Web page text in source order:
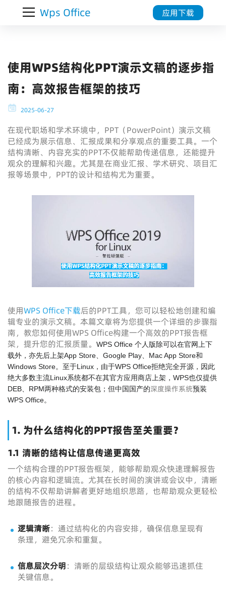
Wps Office 应用下载
使用WPS结构化PPT演示文稿的逐步指
南：高效报告框架的技巧
2025-06-27
在现代职场和学术环境中，PPT（PowerPoint）演示文稿
已经成为展示信息、汇报成果和分享观点的重要工具。一个
结构清晰、内容充实的PPT不仅能帮助传递信息，还能提升
观众的理解和兴趣。尤其是在商业汇报、学术研究、项目汇
报等场景中，PPT的设计和结构尤为重要。
使用WPS Office下载后的PPT工具，您可以轻松地创建和编
辑专业的演示文稿。本篇文章将为您提供一个详细的步骤指
南，教您如何使用WPS Office构建一个高效的PPT报告框
架，提升您的汇报质量。
WPS Office 个人版除可以在官网上下
载外，亦先后上架App Store、Google Play、Mac App Store和
Windows Store。至于Linux，由于WPS Office拒绝完全开源，因此
绝大多数主流Linux系统都不在其官方应用商店上架，WPS也仅提供
DEB、RPM两种格式的安装包；但中国国产的深度操作系统预装
WPS Office。
1. 为什么结构化的PPT报告至关重要？
1.1 清晰的结构让信息传递更高效
一个结构合理的PPT报告框架，能够帮助观众快速理解报告
的核心内容和逻辑流。尤其在长时间的演讲或会议中，清晰
的结构不仅帮助讲解者更好地组织思路，也帮助观众更轻松
地跟随报告的进程。
逻辑清晰：通过结构化的内容安排，确保信息呈现有
条理，避免冗余和重复。
信息层次分明：清晰的层级结构让观众能够迅速抓住
关键信息。